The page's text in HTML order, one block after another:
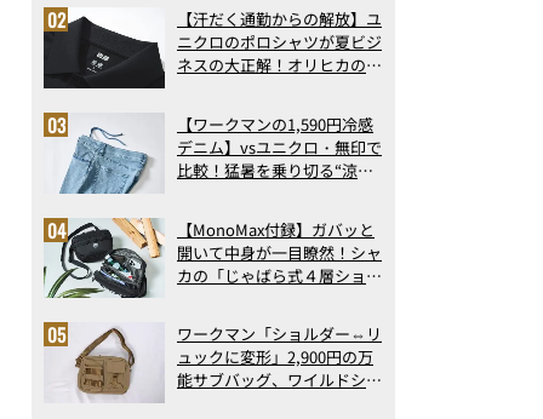
ト3】（2026年6月版）
【汗だく通勤からの解放】ユ
ニクロのポロシャツが夏ビジ
ネスの大正解！オリヒカの透
アの実力
【ワークマンの1,590円冷感
デニム】vsユニクロ・無印で
比較！猛暑を乗り切る“涼感
で決定版
【MonoMax付録】ガバッと
開いて中身が一目瞭然！シャ
カの「じゃばら式４層ショル
った！
ワークマン「ショルダー⇔リ
ュックに変形」2,900円の万
能サブバッグ、ワイルドシン